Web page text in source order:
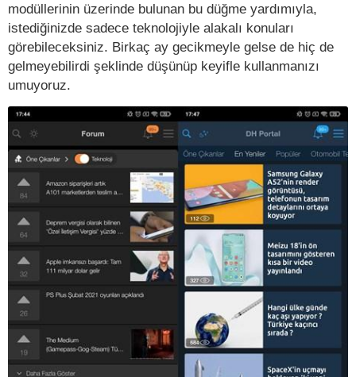
modüllerinin üzerinde bulunan bu düğme yardımıyla,
istediğinizde sadece teknolojiyle alakalı konuları
görebileceksiniz. Birkaç ay gecikmeyle gelse de hiç de
gelmeyebilirdi şeklinde düşünüp keyifle kullanmanızı
umuyoruz.